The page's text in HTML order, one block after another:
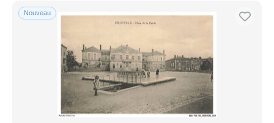
Nouveau